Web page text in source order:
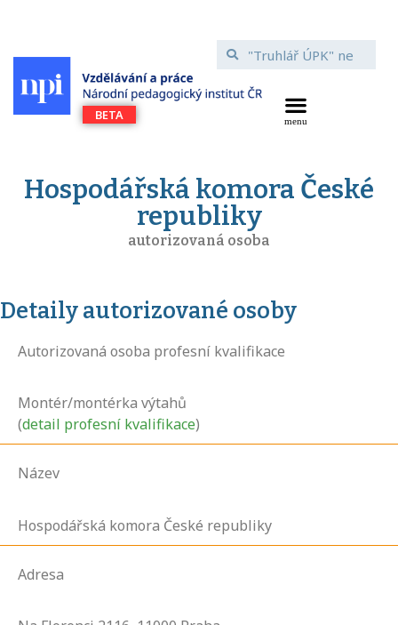
Hospodářská komora České
republiky
autorizovaná osoba
Detaily autorizované osoby
Autorizovaná osoba profesní kvalifikace
Montér/montérka výtahů
(detail profesní kvalifikace)
Název
Hospodářská komora České republiky
Adresa